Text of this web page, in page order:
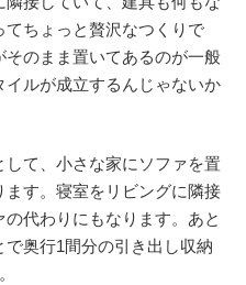
ちょっと贅沢なつくりで
そのまま置いてあるのが一般
ルが成立するんじゃないか
て、小さな家にソファを置
す。寝室をリビングに隣接
代わりにもなります。あと
奥行1間分の引き出し収納